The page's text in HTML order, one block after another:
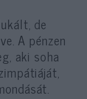
de
A pénzen
aki soha